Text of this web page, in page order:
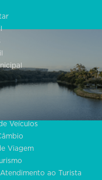
Veículos
Viagem
ao Turista